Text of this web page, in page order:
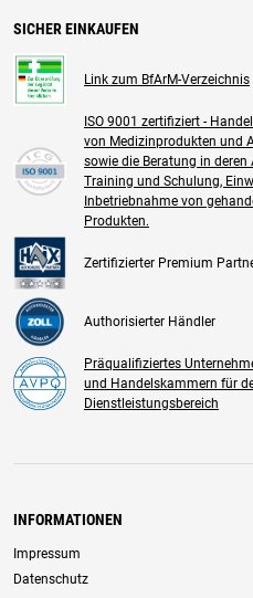
SICHER EINKAUFEN
Link zum BfArM-Verzeichnis
ISO 9001 zertifiziert -
von Medizinprodukten und
sowie die Beratung in deren
Training und Schulung,
Inbetriebnahme von
Produkten.
Zertifizierter Premium
Authorisierter Händler
Präqualifiziertes
und Handelskammern für
Dienstleistungsbereich
INFORMATIONEN
Impressum
Datenschutz